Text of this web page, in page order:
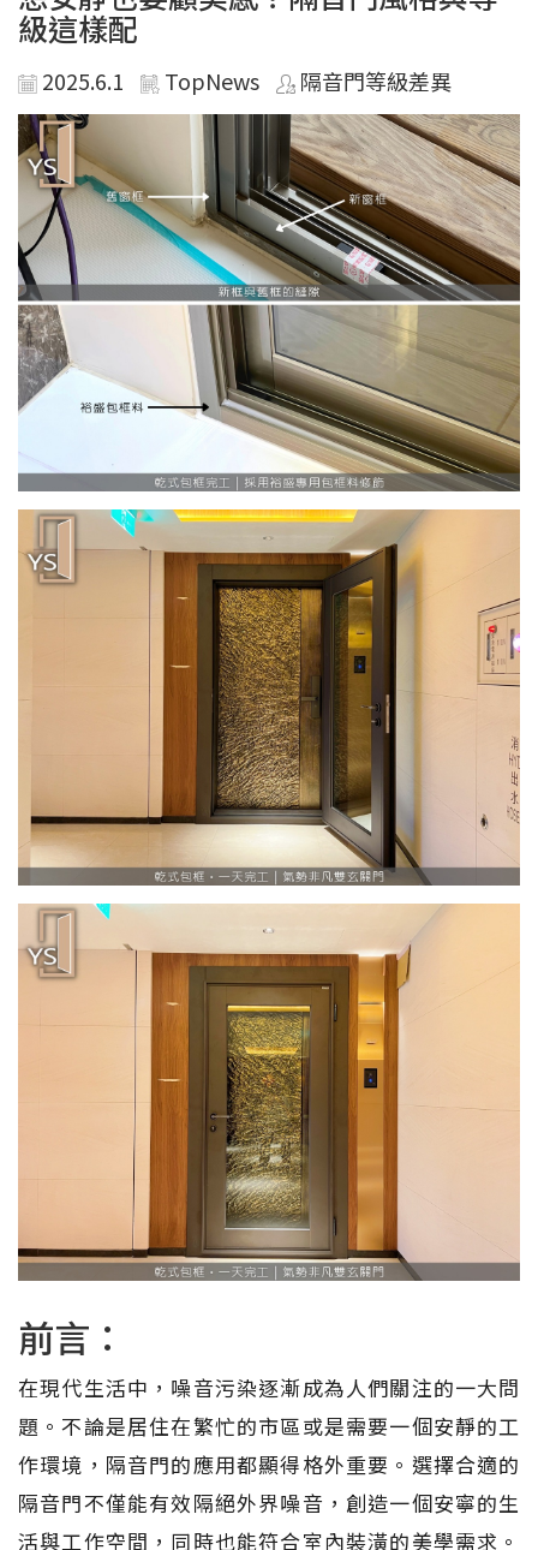
級這樣配
2025.6.1 TopNews 隔音門等級差異
前言：
在現代生活中，噪音污染逐漸成為人們關注的一大問
題。不論是居住在繁忙的市區或是需要一個安靜的工
作環境，隔音門的應用都顯得格外重要。選擇合適的
隔音門不僅能有效隔絕外界噪音，創造一個安寧的生
活與工作空間，同時也能符合室內裝潢的美學需求。